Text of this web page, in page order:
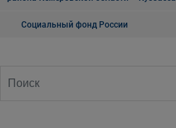
Социальный фонд России